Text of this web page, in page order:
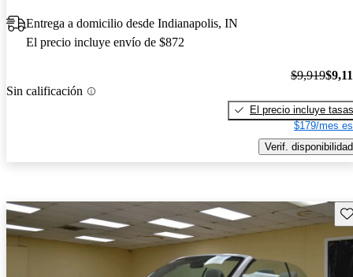
Entrega a domicilio desde Indianapolis, IN
El precio incluye envío de $872
Sin calificación
$9,919
El precio incluye tasas
$179/mes
Verif. disponibilidad